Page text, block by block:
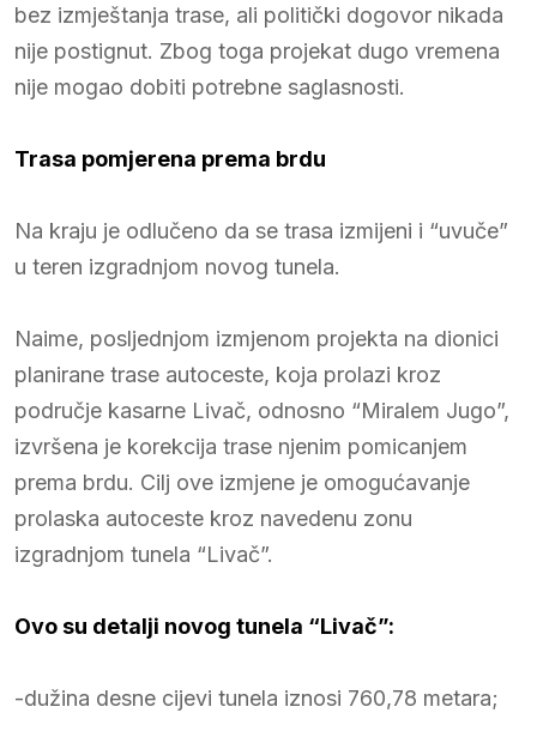
bez izmještanja trase, ali politički dogovor nikada
nije postignut. Zbog toga projekat dugo vremena
nije mogao dobiti potrebne saglasnosti.
Trasa pomjerena prema brdu
Na kraju je odlučeno da se trasa izmijeni i “uvuče”
u teren izgradnjom novog tunela.
Naime, posljednjom izmjenom projekta na dionici
planirane trase autoceste, koja prolazi kroz
područje kasarne Livač, odnosno “Miralem Jugo”,
izvršena je korekcija trase njenim pomicanjem
prema brdu. Cilj ove izmjene je omogućavanje
prolaska autoceste kroz navedenu zonu
izgradnjom tunela “Livač”.
Ovo su detalji novog tunela “Livač”:
-dužina desne cijevi tunela iznosi 760,78 metara;